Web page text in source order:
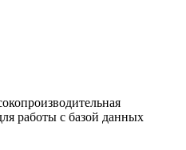
работы с базой данных